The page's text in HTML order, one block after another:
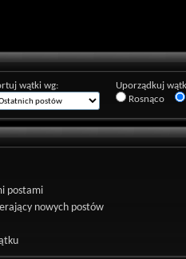
wątki wg:
Uporządkuj
Rosnąco
postami
nowych postów